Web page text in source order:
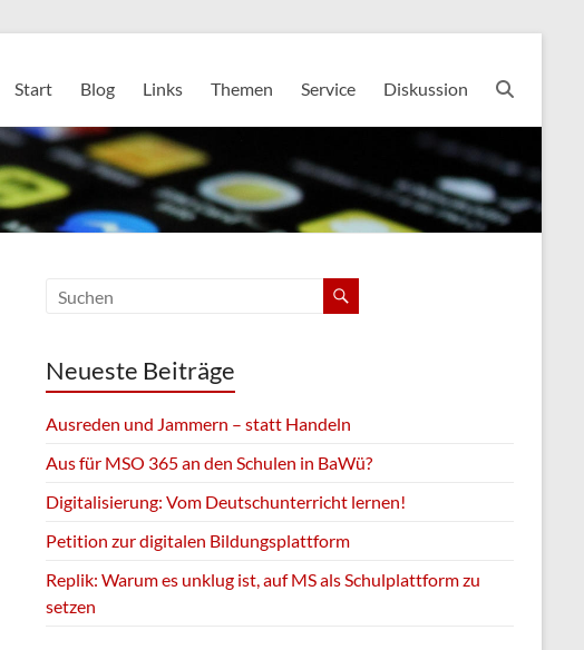
Start Blog Links Themen Service Diskussion
Neueste Beiträge
Ausreden und Jammern – statt Handeln
Aus für MSO 365 an den Schulen in BaWü?
Digitalisierung: Vom Deutschunterricht lernen!
Petition zur digitalen Bildungsplattform
Replik: Warum es unklug ist, auf MS als Schulplattform zu
setzen